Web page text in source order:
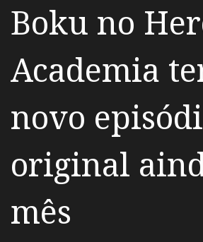
Boku no
Academia
novo
original
mês